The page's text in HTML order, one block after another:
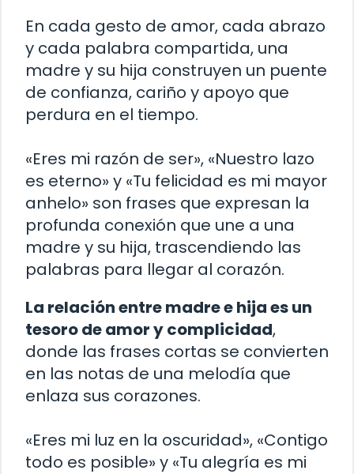
En cada gesto de amor, cada abrazo
y cada palabra compartida, una
madre y su hija construyen un puente
de confianza, cariño y apoyo que
perdura en el tiempo.
«Eres mi razón de ser», «Nuestro lazo
es eterno» y «Tu felicidad es mi mayor
anhelo» son frases que expresan la
profunda conexión que une a una
madre y su hija, trascendiendo las
palabras para llegar al corazón.
La relación entre madre e hija es un
tesoro de amor y complicidad,
donde las frases cortas se convierten
en las notas de una melodía que
enlaza sus corazones.
«Eres mi luz en la oscuridad», «Contigo
todo es posible» y «Tu alegría es mi